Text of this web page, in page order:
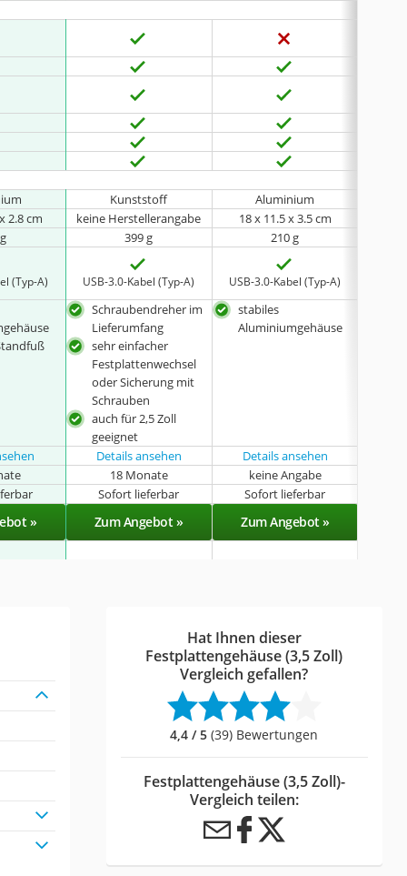
Kunststoff Aluminium
2.8 cm keine Herstellerangabe 18 x 11.5 x 3.5 cm
399 g 210 g
(Typ-A) USB-3.0-Kabel (Typ-A) USB-3.0-Kabel (Typ-A)
Schraubendreher im
Lieferumfang
sehr einfacher
Festplattenwechsel
oder Sicherung mit
Schrauben
auch für 2,5 Zoll
geeignet
stabiles
Aluminiumgehäuse
Details ansehen
Details ansehen
18 Monate keine Angabe
Sofort lieferbar Sofort lieferbar
» Zum Angebot » Zum Angebot »
Hat Ihnen dieser
Festplattengehäuse (3,5 Zoll)
Vergleich gefallen?
4,4 / 5 (39) Bewertungen
Festplattengehäuse (3,5 Zoll)-
Vergleich teilen: